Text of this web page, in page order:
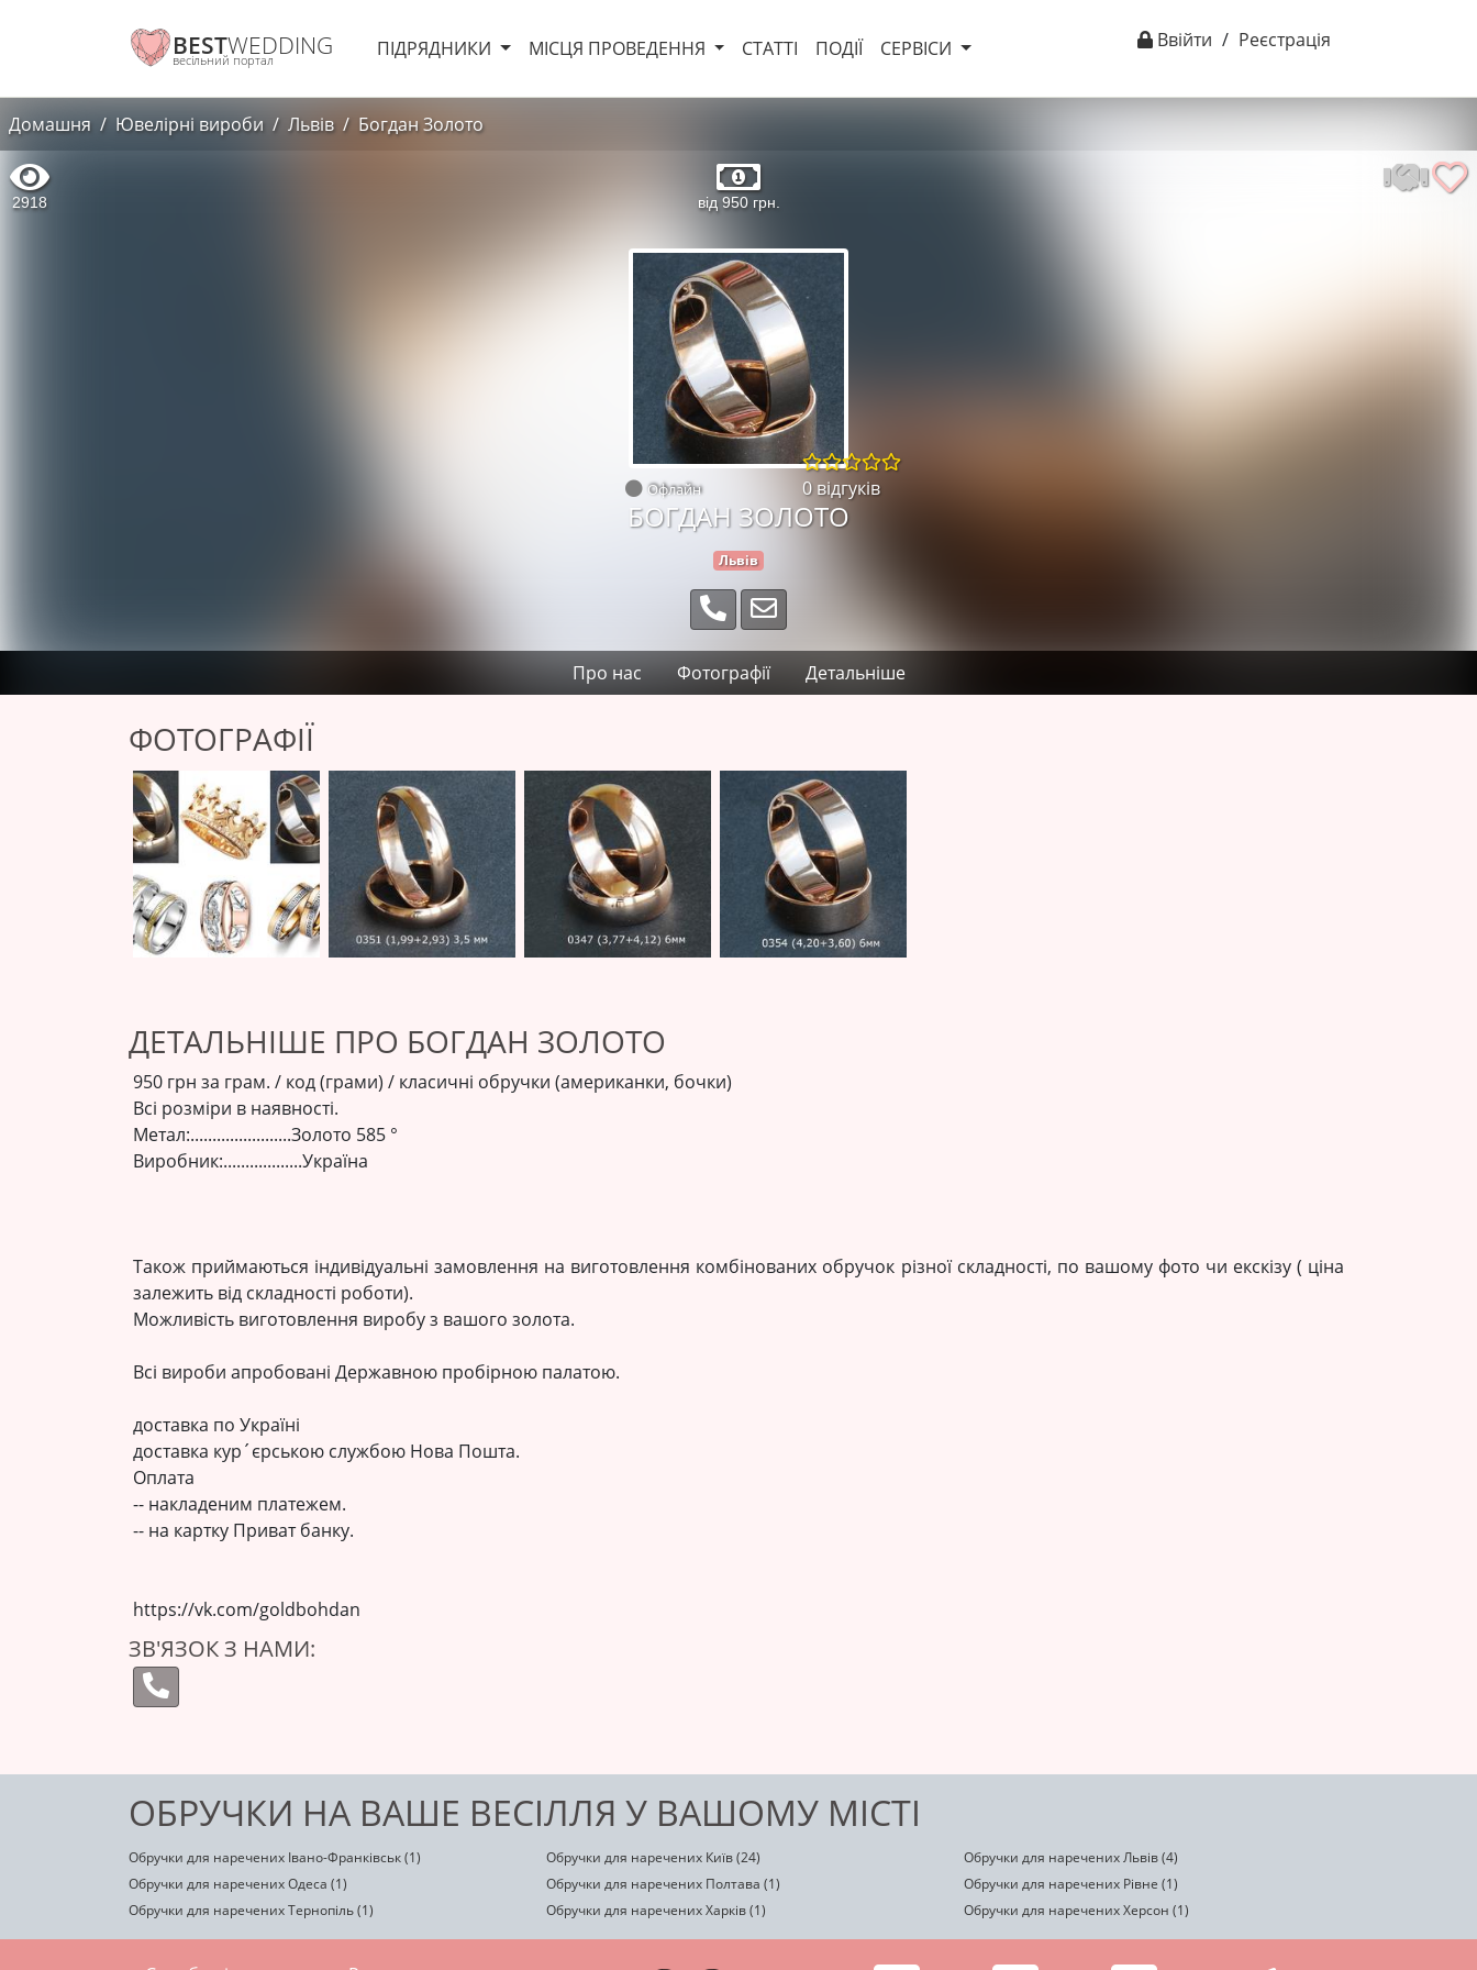
BESTWEDDING
весільний портал ПІДРЯДНИКИ МІСЦЯ ПРОВЕДЕННЯ СТАТТІ ПОДІЇ СЕРВІСИ Ввійти / Реєстрація
Домашня Ювелірні вироби Львів Богдан Золото
2918 від 950 грн.
Офлайн 0 відгуків
БОГДАН ЗОЛОТО
Львів
Про нас Фотографії Детальніше
ФОТОГРАФІЇ
ДЕТАЛЬНІШЕ ПРО БОГДАН ЗОЛОТО
950 грн за грам. / код (грами) / класичні обручки (американки, бочки)
Всі розміри в наявності.
Метал:.......................Золото 585 °
Виробник:..................Україна
Також приймаються індивідуальні замовлення на виготовлення комбінованих обручок різної складності, по вашому фото чи екскізу ( ціна
залежить від складності роботи).
Можливість виготовлення виробу з вашого золота.
Всі вироби апробовані Державною пробірною палатою.
доставка по Україні
доставка кур´єрською службою Нова Пошта.
Оплата
-- накладеним платежем.
-- на картку Приват банку.
https://vk.com/goldbohdan
ЗВ'ЯЗОК З НАМИ:
ОБРУЧКИ НА ВАШЕ ВЕСІЛЛЯ У ВАШОМУ МІСТІ
Обручки для наречених Івано-Франківськ (1) Обручки для наречених Київ (24)
Обручки для наречених Львів (4)
Обручки для наречених Одеса (1)
Обручки для наречених Полтава (1)
Обручки для наречених Рівне (1)
Обручки для наречених Тернопіль (1)
Обручки для наречених Харків (1) Обручки для наречених Херсон (1)